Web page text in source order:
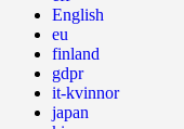
English
eu
finland
gdpr
it-kvinnor
japan